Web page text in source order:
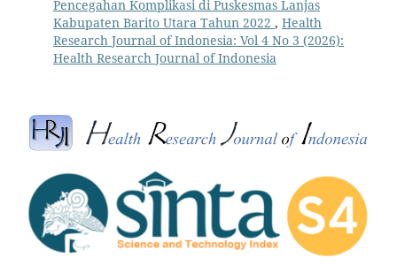
Pencegahan Komplikasi di Puskesmas Lanjas
Kabupaten Barito Utara Tahun 2022 , Health
Research Journal of Indonesia: Vol 4 No 3 (2026):
Health Research Journal of Indonesia